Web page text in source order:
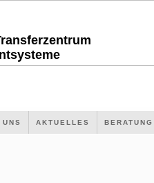
UNS AKTUELLES